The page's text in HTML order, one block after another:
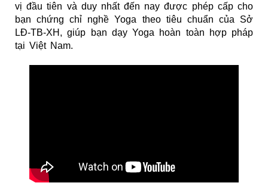
vị đầu tiên và duy nhất đến nay được phép cấp cho
bạn chứng chỉ nghề Yoga theo tiêu chuẩn của Sở
LĐ-TB-XH, giúp bạn dạy Yoga hoàn toàn hợp pháp
tại Việt Nam.